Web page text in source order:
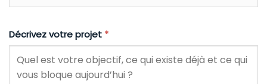
Décrivez votre projet *